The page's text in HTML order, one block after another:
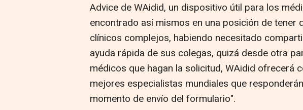
Advice de WAidid, un dispositivo útil para los
encontrado así mismos en una posición de tener
clínicos complejos, habiendo necesitado
ayuda rápida de sus colegas, quizá desde otra
médicos que hagan la solicitud, WAidid ofrecerá
mejores especialistas mundiales que
momento de envío del formulario".